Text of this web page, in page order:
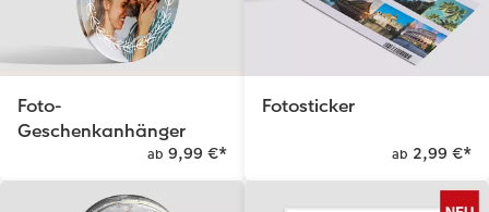
Foto-
Geschenkanhänger
ab 9,99 €*
Fotosticker
ab 2,99 €*